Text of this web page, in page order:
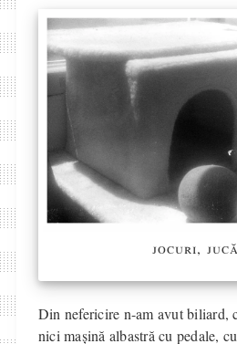
jocuri,
Din nefericire n-am avut biliard,
nici mașină albastră cu pedale,